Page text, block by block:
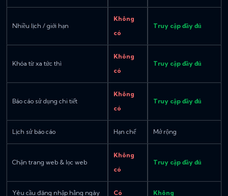
Nhiều lịch / giới hạn
Không
có
Truy cập đầy đủ
Khóa từ xa tức thì
Không
có
Truy cập đầy đủ
Báo cáo sử dụng chi tiết
Không
có
Truy cập đầy đủ
Lịch sử báo cáo Hạn chế Mở rộng
Chặn trang web & lọc web
Không
có
Truy cập đầy đủ
Yêu cầu đăng nhập hằng ngày Có Không